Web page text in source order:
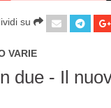
su
VARIE
due - Il